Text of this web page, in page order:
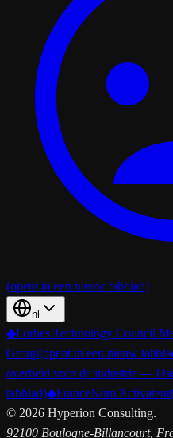
(opent in een nieuw tabblad)
nl
◆Forbes Technology Council
Group(opent in een nieuw
overheid voor de industrie —
tabblad)◆FranceNum Activateur
© 2026 Hyperion Consulting.
92100 Boulogne-Billancourt,